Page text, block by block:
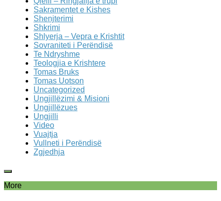
Sakramentet e Kishes
Shenjterimi
Shkrimi
Shlyerja – Vepra e Krishtit
Sovraniteti i Perëndisë
Te Ndryshme
Teologjia e Krishtere
Tomas Bruks
Tomas Uotson
Uncategorized
Ungjillëzimi & Misioni
Ungjillëzues
Ungjilli
Video
Vuajtja
Vullneti i Perëndisë
Zgjedhja
More